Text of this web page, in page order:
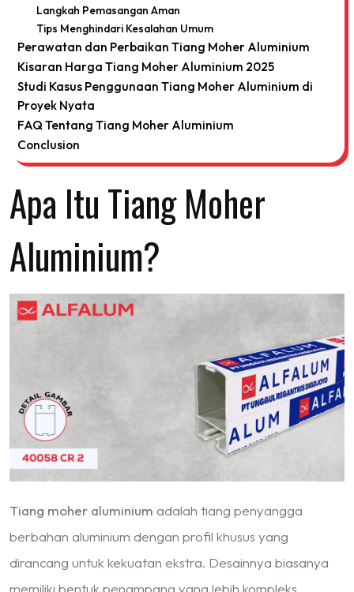
Langkah Pemasangan Aman
Tips Menghindari Kesalahan Umum
Perawatan dan Perbaikan Tiang Moher Aluminium
Kisaran Harga Tiang Moher Aluminium 2025
Studi Kasus Penggunaan Tiang Moher Aluminium di
Proyek Nyata
FAQ Tentang Tiang Moher Aluminium
Conclusion
Apa Itu Tiang Moher
Aluminium?
Tiang moher aluminium adalah tiang penyangga
berbahan aluminium dengan profil khusus yang
dirancang untuk kekuatan ekstra. Desainnya biasanya
memiliki bentuk penampang yang lebih kompleks